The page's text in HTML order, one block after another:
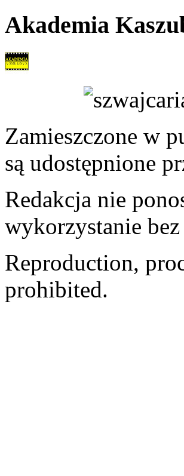
Akademia
Zamieszczone w
są udostępnione
Redakcja nie
wykorzystanie
Reproduction,
prohibited.